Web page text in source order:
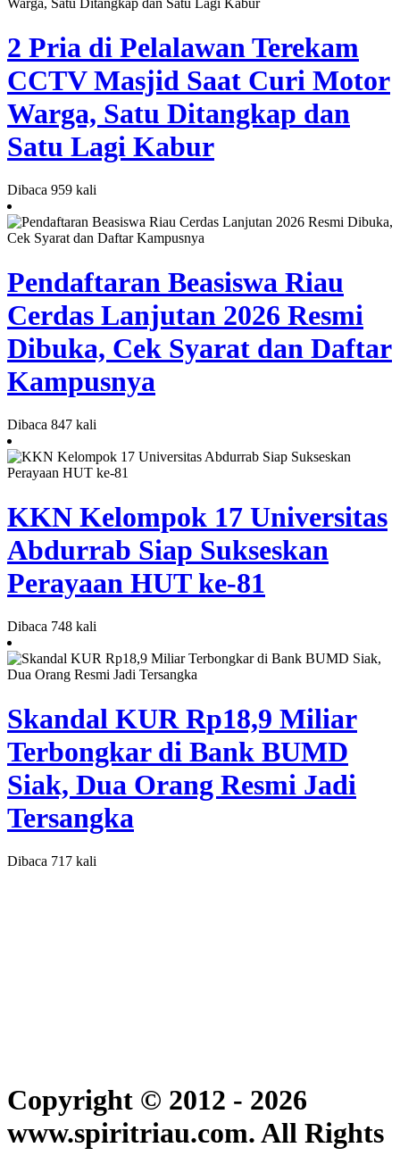
2 Pria di Pelalawan Terekam
CCTV Masjid Saat Curi Motor
Warga, Satu Ditangkap dan
Satu Lagi Kabur
Dibaca 959 kali
Pendaftaran Beasiswa Riau
Cerdas Lanjutan 2026 Resmi
Dibuka, Cek Syarat dan Daftar
Kampusnya
Dibaca 847 kali
KKN Kelompok 17 Universitas
Abdurrab Siap Sukseskan
Perayaan HUT ke-81
Dibaca 748 kali
Skandal KUR Rp18,9 Miliar
Terbongkar di Bank BUMD
Siak, Dua Orang Resmi Jadi
Tersangka
Dibaca 717 kali
Copyright © 2012 - 2026
www.spiritriau.com. All Rights